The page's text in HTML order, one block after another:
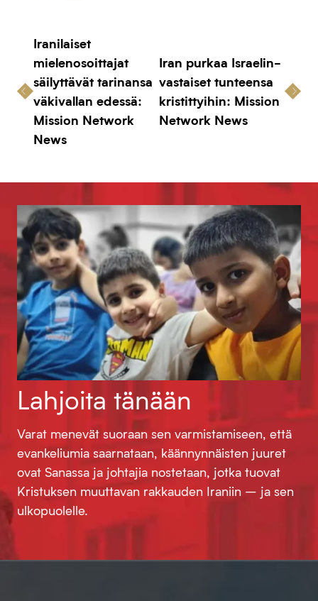
Iranilaiset
mielenosoittajat
säilyttävät tarinansa
väkivallan edessä:
Mission Network
News
Iran purkaa Israelin-
vastaiset tunteensa
kristittyihin: Mission
Network News
Lahjoita tänään
Varat menevät suoraan sen varmistamiseen, että
evankeliumia saarnataan, käännynnäisten juuret
ovat Sanassa ja johtajia nostetaan, jotka tuovat
Kristuksen muuttavan rakkauden Iraniin – ja sen
ulkopuolelle.